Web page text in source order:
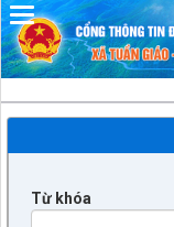
Từ khóa
Đã kết nối EMC